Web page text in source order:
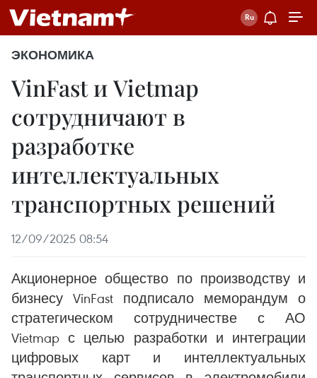
ЭКОНОМИКА
VinFast и Vietmap
сотрудничaют в
разработке
интеллектуальных
транспортных решений
12/09/2025 08:54
Акционерное общество по производству и
бизнесу VinFast подписало меморандум о
стратегическом сотрудничестве с АО
Vietmap с целью разработки и интеграции
цифровых карт и интеллектуальных